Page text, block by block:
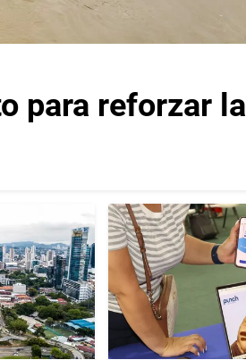
para reforzar la